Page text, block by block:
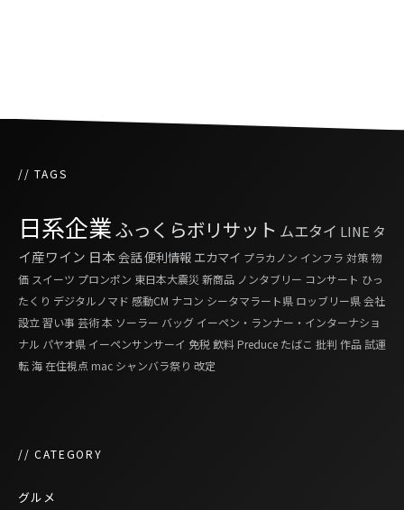
// TAGS
日系企業ふっくらボリサット ムエタイ LINE タ
イ産ワイン 日本 会話便利情報 エカマイ プラカノン インフラ 対策 物
価 スイーツ プロンポン 東日本大震災 新商品 ノンタブリー コンサート ひっ
たくり デジタルノマド 感動CM ナコン シータマラート県 ロッブリー県会社
設立 習い事 芸術本 ソーラー バッグ イーペン・ランナー・インターナショ
ナル パヤオ県 イーペンサンサーイ 免税 飲料 Preduce たばこ 批判 作品 試運
転海 在住視点 mac シャンバラ祭り 改定
// CATEGORY
グルメ